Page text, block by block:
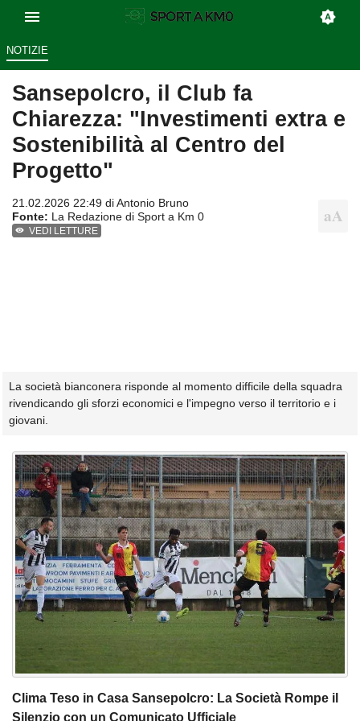
NOTIZIE
Sansepolcro, il Club fa
Chiarezza: "Investimenti extra e
Sostenibilità al Centro del
Progetto"
21.02.2026 22:49 diAntonio Bruno
Fonte: La Redazione di Sport a Km 0
VEDI LETTURE
La società bianconera risponde al momento difficile della squadra
rivendicando gli sforzi economici e l'impegno verso il territorio e i
giovani.
Clima Teso in Casa Sansepolcro: La Società Rompe il
Silenzio con un Comunicato Ufficiale